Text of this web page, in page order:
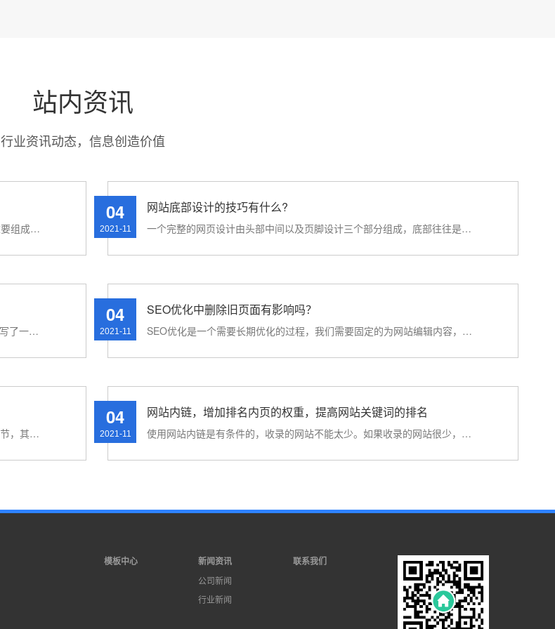
站内资讯
行业资讯动态，信息创造价值
在网站优化中，其实图片的优化也占了很大一部分。它是SEO的重要组成部分。如果图片得到很好的优化，不仅可以···
04
2021-11
网站底部设计的技巧有什么?
一个完整的网页设计由头部中间以及页脚设计三个部分组成，底部往往是站长容易忽略的地方，其实页面底部可以···
站长经常会问一个问题，我的网站被入K了吗？今天AB模板网小编写了一些判断网站是否被入侵的技巧，并简单写出···
04
2021-11
SEO优化中删除旧页面有影响吗？
SEO优化是一个需要长期优化的过程，我们需要固定的为网站编辑内容，才能使得整站排名保持长期的稳定。但是行···
为了做好企业网站的网络推广，企业关键词排名的优化包含很多细节，其中网站定位是核心优化部分。为了让关键···
04
2021-11
网站内链，增加排名内页的权重，提高网站关键词的排名
使用网站内链是有条件的，收录的网站不能太少。如果收录的网站很少，建议先做收录的网站。操作方法：1.网站···
模板中心 新闻资讯
公司新闻
行业新闻
联系我们